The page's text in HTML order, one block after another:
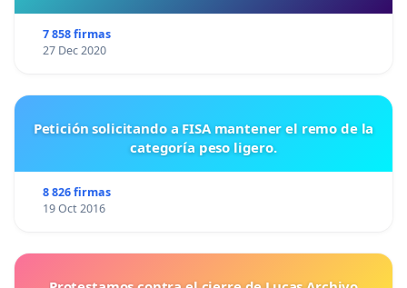
7 858 firmas
27 Dec 2020
Petición solicitando a FISA mantener el remo de la
categoría peso ligero.
8 826 firmas
19 Oct 2016